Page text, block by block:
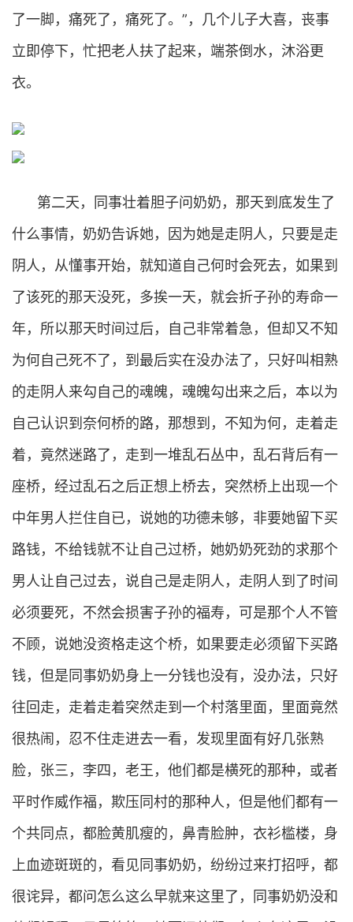
了一脚，痛死了，痛死了。”，几个儿子大喜，丧事
立即停下，忙把老人扶了起来，端茶倒水，沐浴更
衣。
第二天，同事壮着胆子问奶奶，那天到底发生了
什么事情，奶奶告诉她，因为她是走阴人，只要是走
阴人，从懂事开始，就知道自己何时会死去，如果到
了该死的那天没死，多挨一天，就会折子孙的寿命一
年，所以那天时间过后，自己非常着急，但却又不知
为何自己死不了，到最后实在没办法了，只好叫相熟
的走阴人来勾自己的魂魄，魂魄勾出来之后，本以为
自己认识到奈何桥的路，那想到，不知为何，走着走
着，竟然迷路了，走到一堆乱石丛中，乱石背后有一
座桥，经过乱石之后正想上桥去，突然桥上出现一个
中年男人拦住自已，说她的功德未够，非要她留下买
路钱，不给钱就不让自己过桥，她奶奶死劲的求那个
男人让自己过去，说自己是走阴人，走阴人到了时间
必须要死，不然会损害子孙的福寿，可是那个人不管
不顾，说她没资格走这个桥，如果要走必须留下买路
钱，但是同事奶奶身上一分钱也没有，没办法，只好
往回走，走着走着突然走到一个村落里面，里面竟然
很热闹，忍不住走进去一看，发现里面有好几张熟
脸，张三，李四，老王，他们都是横死的那种，或者
平时作威作福，欺压同村的那种人，但是他们都有一
个共同点，都脸黄肌瘦的，鼻青脸肿，衣衫槛楼，身
上血迹斑斑的，看见同事奶奶，纷纷过来打招呼，都
很诧异，都问怎么这么早就来这里了，同事奶奶没和